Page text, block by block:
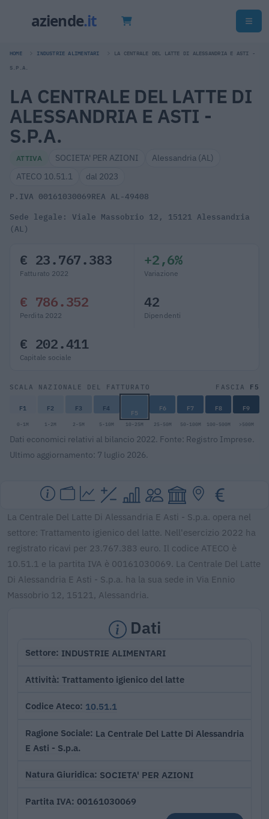
HOME INDUSTRIE ALIMENTARI LA CENTRALE DEL LATTE DI ALESSANDRIA E ASTI -
S.P.A.
LA CENTRALE DEL LATTE DI
ALESSANDRIA E ASTI -
S.P.A.
ATTIVA SOCIETA' PER AZIONI
Alessandria (AL)
ATECO 10.51.1
dal 2023
P.IVA 00161030069REA AL-49408
Sede legale: Viale Massobrio 12, 15121 Alessandria
(AL)
€ 23.767.383
Fatturato 2022
+2,6%
Variazione
€ 786.352
Perdita 2022
42
Dipendenti
€ 202.411
Capitale sociale
SCALA NAZIONALE DEL FATTURATO FASCIA F5
F1 F2 F3 F4 F5 F6 F7 F8 F9
0-1M 1-2M 2-5M 5-10M 10-25M 25-50M 50-100M 100-500M >500M
Dati economici relativi al bilancio 2022. Fonte: Registro Imprese.
Ultimo aggiornamento: 7 luglio 2026.
La Centrale Del Latte Di Alessandria E Asti - S.p.a. opera nel
settore: Trattamento igienico del latte. Nell'esercizio 2022 ha
registrato ricavi per 23.767.383 euro. Il codice ATECO è
10.51.1 e la partita IVA è 00161030069. La Centrale Del Latte
Di Alessandria E Asti - S.p.a. ha la sua sede in Via Ennio
Massobrio 12, 15121, Alessandria.
Dati
Settore INDUSTRIE ALIMENTARI
Attività Trattamento igienico del latte
Codice Ateco 10.51.1
Ragione Sociale La Centrale Del Latte Di Alessandria
E Asti - S.p.a.
Natura Giuridica SOCIETA' PER AZIONI
Partita IVA 00161030069